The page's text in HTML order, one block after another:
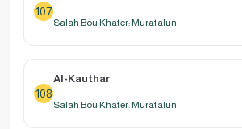
107
Salah Bou Khater: Muratalun
108
Al-Kauthar
Salah Bou Khater: Muratalun